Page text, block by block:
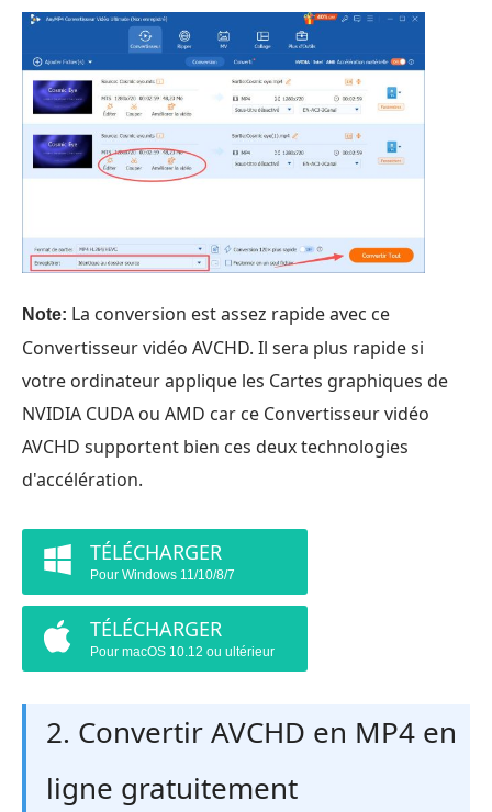
Note: La conversion est assez rapide avec ce
Convertisseur vidéo AVCHD. Il sera plus rapide si
votre ordinateur applique les Cartes graphiques de
NVIDIA CUDA ou AMD car ce Convertisseur vidéo
AVCHD supportent bien ces deux technologies
d'accélération.
TÉLÉCHARGER
Pour Windows 11/10/8/7
TÉLÉCHARGER
Pour macOS 10.12 ou ultérieur
2. Convertir AVCHD en MP4 en
ligne gratuitement